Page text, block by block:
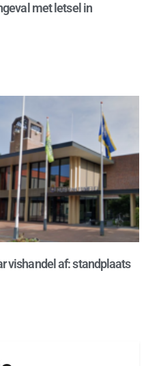
met letsel in
vishandel af: standplaats